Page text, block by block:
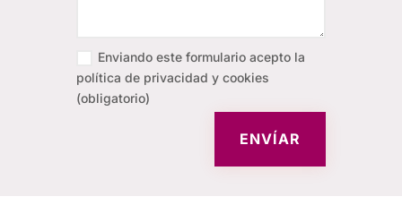
Enviando este formulario acepto la
política de privacidad y cookies
(obligatorio)
ENVÍAR